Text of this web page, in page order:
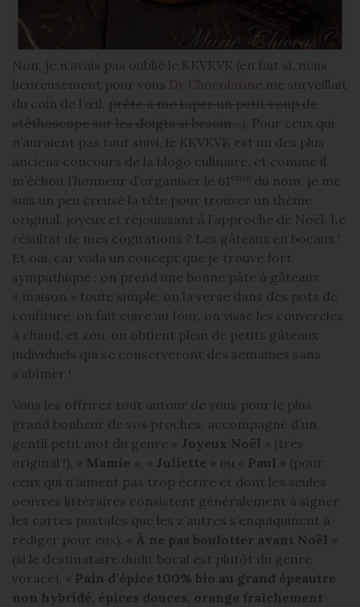
Non, je n’avais pas oublié le KKVKVK (en fait si, mais
heureusement pour vous Dr Chocolatine me surveillait
du coin de l’œil, prête à me taper un petit coup de
stéthoscope sur les doigts si besoin…). Pour ceux qui
n’auraient pas tout suivi, le KKVKVK est un des plus
anciens concours de la blogo culinaire, et comme il
m’échoit l’honneur d’organiser le 61 ème
du nom, je me
suis un peu creusé la tête pour trouver un thème
original, joyeux et réjouissant à l’approche de Noël. Le
résultat de mes cogitations ? Les gâteaux en bocaux !
Et oui, car voilà un concept que je trouve fort
sympathique : on prend une bonne pâte à gâteaux
« maison » toute simple, on la verse dans des pots de
confiture, on fait cuire au four, on visse les couvercles
à chaud, et zou, on obtient plein de petits gâteaux
individuels qui se conserveront des semaines sans
s’abîmer !
Vous les offrirez tout autour de vous pour le plus
grand bonheur de vos proches, accompagné d’un
gentil petit mot du genre « Joyeux Noël » (très
original !), « Mamie », « Juliette » ou « Paul » (pour
ceux qui n’aiment pas trop écrire et dont les seules
oeuvres littéraires consistent généralement à signer
les cartes postales que les z’autres s’enquiquinent à
rédiger pour eux), « À ne pas boulotter avant Noël »
(si le destinataire dudit bocal est plutôt du genre
vorace), « Pain d’épice 100% bio au grand épeautre
non hybridé, épices douces, orange fraîchement